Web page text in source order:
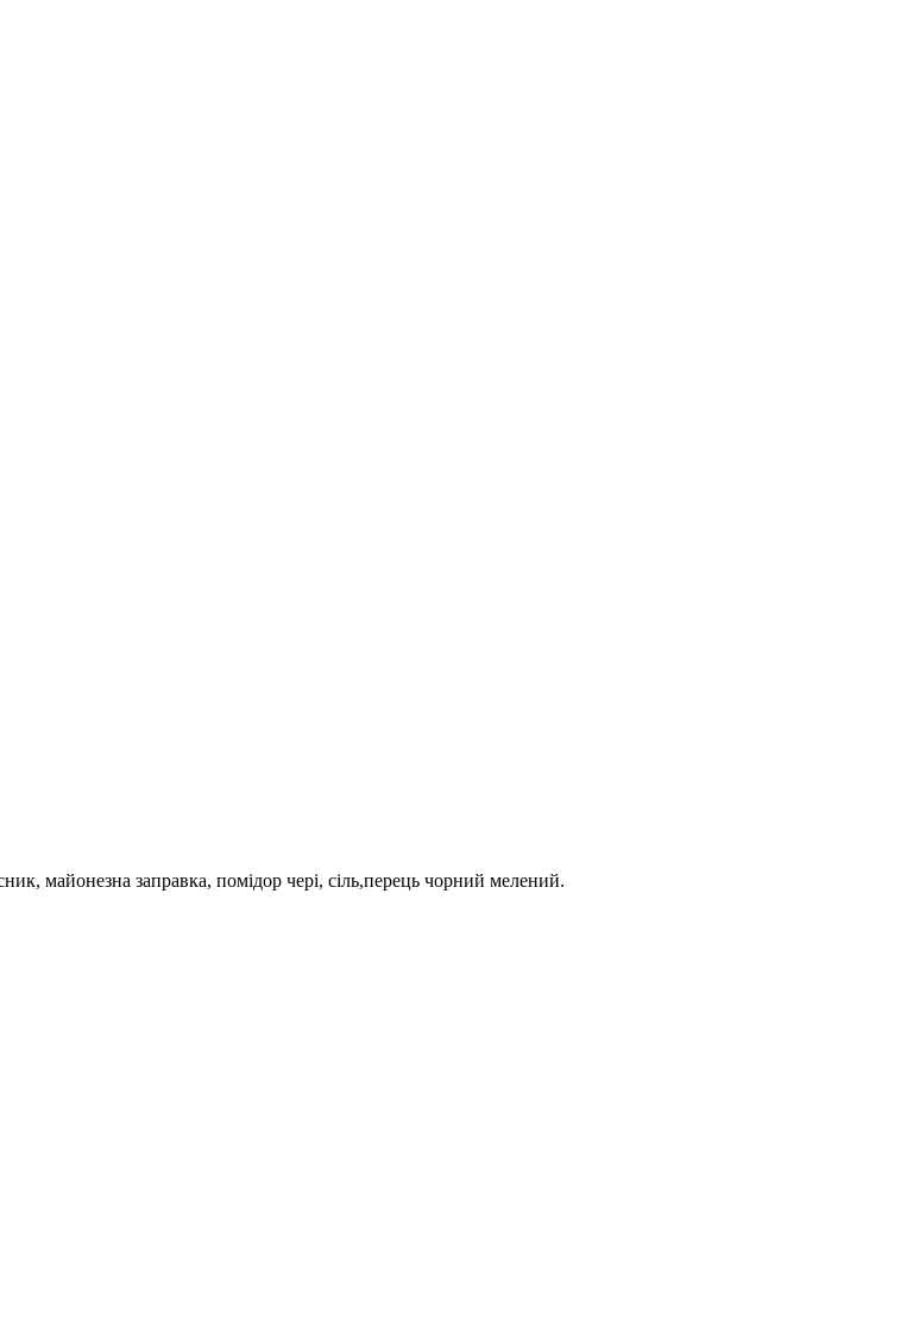
майонезна заправка, помідор чері, сіль,перець чорний мелений.